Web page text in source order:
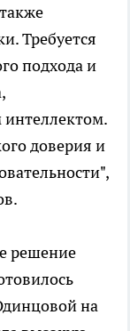
Требуется
подхода и
доверия и
решение
на